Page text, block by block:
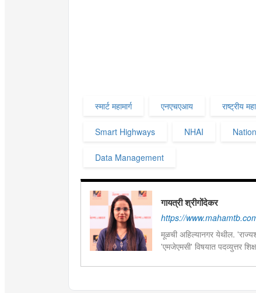
स्मार्ट महामार्ग एनएचएआय राष्ट्रीय
Smart Highways NHAI
Data Management
गायत्री श्रीगोंदेकर
https://
मूळची अहिल्यानगर येथील.
'एमजेएमसी' विषयात पदव्युत्तर